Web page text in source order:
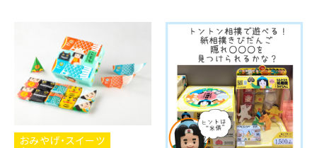
おみやげ・スイーツ